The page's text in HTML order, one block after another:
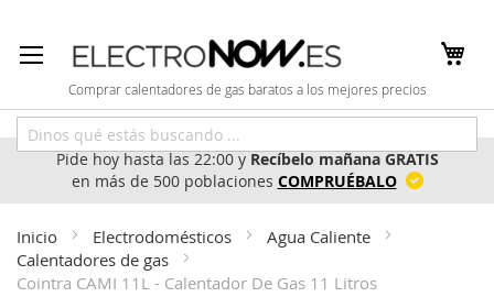
al
contenido
Comprar calentadores de gas baratos a los mejores precios
Pide hoy hasta las 22:00 yRecíbelo mañana GRATIS
en más de 500 poblaciones COMPRUÉBALO
Inicio Electrodomésticos
Agua Caliente
Calentadores de gas
Cointra CAMI 11L - Calentador De Gas 11 Litros